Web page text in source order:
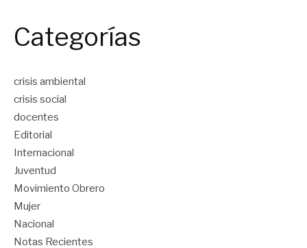
Categorías
crisis ambiental
crisis social
docentes
Editorial
Internacional
Juventud
Movimiento Obrero
Mujer
Nacional
Notas Recientes